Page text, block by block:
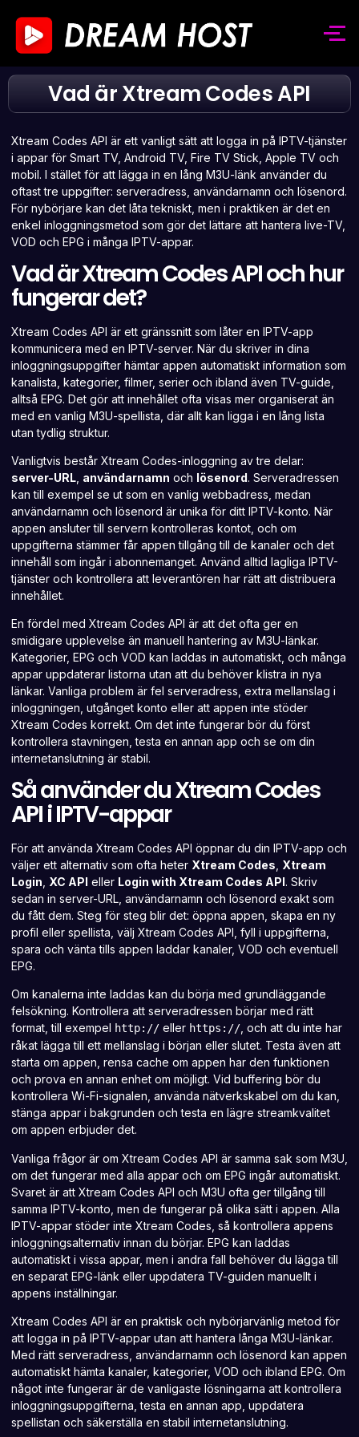
Vad är Xtream Codes API
Xtream Codes API är ett vanligt sätt att logga in på IPTV-tjänster
i appar för Smart TV, Android TV, Fire TV Stick, Apple TV och
mobil. I stället för att lägga in en lång M3U-länk använder du
oftast tre uppgifter: serveradress, användarnamn och lösenord.
För nybörjare kan det låta tekniskt, men i praktiken är det en
enkel inloggningsmetod som gör det lättare att hantera live-TV,
VOD och EPG i många IPTV-appar.
Vad är Xtream Codes API och hur
fungerar det?
Xtream Codes API är ett gränssnitt som låter en IPTV-app
kommunicera med en IPTV-server. När du skriver in dina
inloggningsuppgifter hämtar appen automatiskt information som
kanalista, kategorier, filmer, serier och ibland även TV-guide,
alltså EPG. Det gör att innehållet ofta visas mer organiserat än
med en vanlig M3U-spellista, där allt kan ligga i en lång lista
utan tydlig struktur.
Vanligtvis består Xtream Codes-inloggning av tre delar:
server-URL användarnamn och lösenord. Serveradressen
kan till exempel se ut som en vanlig webbadress, medan
användarnamn och lösenord är unika för ditt IPTV-konto. När
appen ansluter till servern kontrolleras kontot, och om
uppgifterna stämmer får appen tillgång till de kanaler och det
innehåll som ingår i abonnemanget. Använd alltid lagliga IPTV-
tjänster och kontrollera att leverantören har rätt att distribuera
innehållet.
En fördel med Xtream Codes API är att det ofta ger en
smidigare upplevelse än manuell hantering av M3U-länkar.
Kategorier, EPG och VOD kan laddas in automatiskt, och många
appar uppdaterar listorna utan att du behöver klistra in nya
länkar. Vanliga problem är fel serveradress, extra mellanslag i
inloggningen, utgånget konto eller att appen inte stöder
Xtream Codes korrekt. Om det inte fungerar bör du först
kontrollera stavningen, testa en annan app och se om din
internetanslutning är stabil.
Så använder du Xtream Codes
API i IPTV-appar
För att använda Xtream Codes API öppnar du din IPTV-app och
väljer ett alternativ som ofta heter Xtream Codes Xtream
Login XC API eller Login with Xtream Codes API. Skriv
sedan in server-URL, användarnamn och lösenord exakt som
du fått dem. Steg för steg blir det: öppna appen, skapa en ny
profil eller spellista, välj Xtream Codes API, fyll i uppgifterna,
spara och vänta tills appen laddar kanaler, VOD och eventuell
EPG.
Om kanalerna inte laddas kan du börja med grundläggande
felsökning. Kontrollera att serveradressen börjar med rätt
format, till exempel http:// eller https:// , och att du inte har
råkat lägga till ett mellanslag i början eller slutet. Testa även att
starta om appen, rensa cache om appen har den funktionen
och prova en annan enhet om möjligt. Vid buffering bör du
kontrollera Wi-Fi-signalen, använda nätverkskabel om du kan,
stänga appar i bakgrunden och testa en lägre streamkvalitet
om appen erbjuder det.
Vanliga frågor är om Xtream Codes API är samma sak som M3U
om det fungerar med alla appar och om EPG ingår automatiskt.
Svaret är att Xtream Codes API och M3U ofta ger tillgång till
samma IPTV-konto, men de fungerar på olika sätt i appen. Alla
IPTV-appar stöder inte Xtream Codes, så kontrollera appens
inloggningsalternativ innan du börjar. EPG kan laddas
automatiskt i vissa appar, men i andra fall behöver du lägga till
en separat EPG-länk eller uppdatera TV-guiden manuellt i
appens inställningar.
Xtream Codes API är en praktisk och nybörjarvänlig metod för
att logga in på IPTV-appar utan att hantera långa M3U-länkar.
Med rätt serveradress, användarnamn och lösenord kan appen
automatiskt hämta kanaler, kategorier, VOD och ibland EPG. Om
något inte fungerar är de vanligaste lösningarna att kontrollera
inloggningsuppgifterna, testa en annan app, uppdatera
spellistan och säkerställa en stabil internetanslutning.